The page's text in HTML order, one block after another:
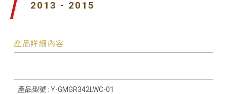
2013 - 2015
產品詳細內容
產品型號 : Y-GMGR342LWC-01